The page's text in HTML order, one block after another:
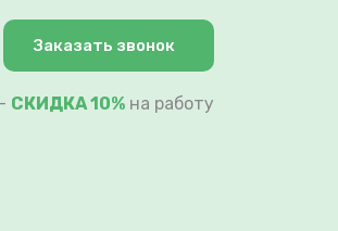
Заказать звонок
СКИДКА 10% на работу